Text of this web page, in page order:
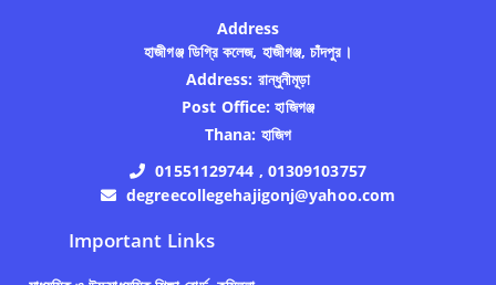
Address
হাজীগঞ্জ ডিগ্রি কলেজ, হাজীগঞ্জ, চাঁদপুর।
Address: রান্ধুনীমূড়া
Post Office: হাজিগঞ্জ
Thana: হাজিগ
01551129744 , 01309103757
degreecollegehajigonj@yahoo.com
Important Links